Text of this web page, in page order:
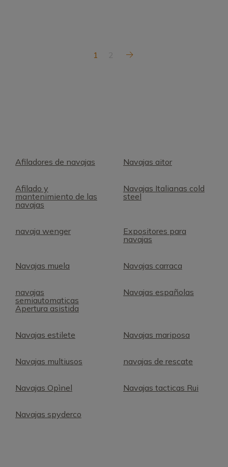
1 2
Afiladores de navajas Navajas aitor
Afilado y
mantenimiento de las
navajas
Navajas Italianas cold
steel
navaja wenger
Expositores para
navajas
Navajas muela Navajas carraca
navajas
semiautomaticas
Apertura asistida
Navajas españolas
Navajas estilete Navajas mariposa
Navajas multiusos navajas de rescate
Navajas Opìnel Navajas tacticas Rui
Navajas spyderco